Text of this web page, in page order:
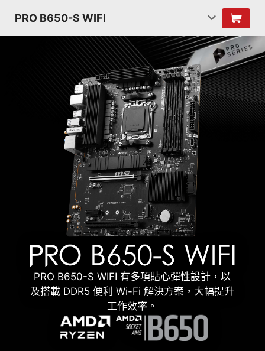
PRO B650-S WIFI
PRO B650-S WIFI 有多項貼心彈性設計，以
及搭載 DDR5 便利 Wi-Fi 解決方案，大幅提升
工作效率。